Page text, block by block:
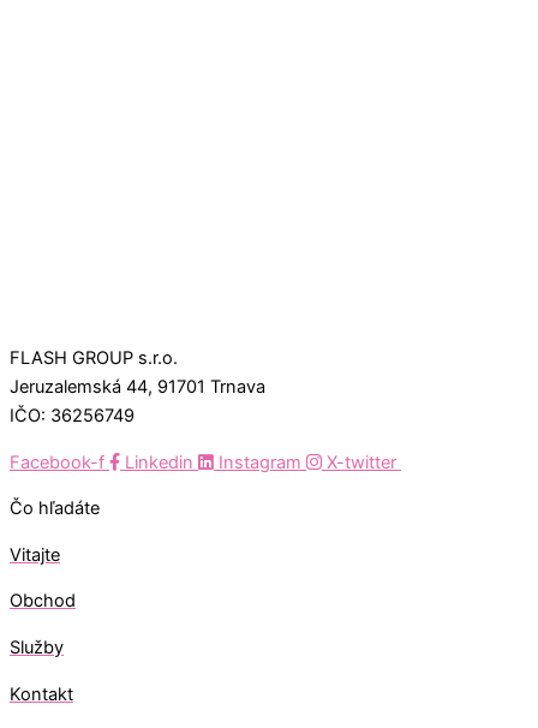
FLASH GROUP s.r.o.
Jeruzalemská 44, 91701 Trnava
IČO: 36256749
Facebook-f Linkedin Instagram X-twitter
Čo hľadáte
Vitajte
Obchod
Služby
Kontakt